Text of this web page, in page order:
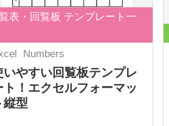
表・回覧板 テンプレート一
Numbers
いやすい回覧板テンプレ
ト！エクセルフォーマッ
縦型